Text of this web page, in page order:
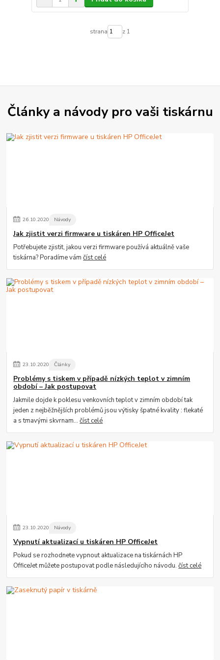
strana z 1
Články a návody pro vaši tiskárnu
26.10.2020 Návody
Jak zjistit verzi firmware u tiskáren HP OfficeJet
Potřebujete zjistit, jakou verzi firmware používá aktuálně vaše
tiskárna? Poradíme vámčíst celé
23.10.2020 Články
Problémy s tiskem v případě nízkých teplot v zimním
období – Jak postupovat
Jakmile dojde k poklesu venkovních teplot v zimním období tak
jeden z nejběžnějších problémů jsou výtisky špatné kvality : flekaté
a s tmavými skvrnam...číst celé
23.10.2020 Návody
Vypnutí aktualizací u tiskáren HP OfficeJet
Pokud se rozhodnete vypnout aktualizace na tiskárnách HP
OfficeJet můžete postupovat podle následujícího návodu.číst celé